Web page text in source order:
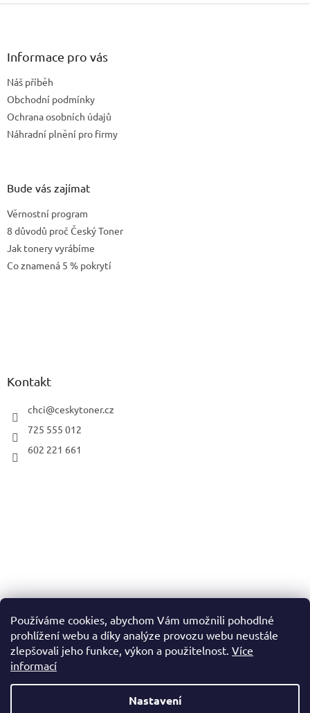
Používáme cookies, abychom Vám umožnili pohodlné
prohlížení webu a díky analýze provozu webu neustále
zlepšovali jeho funkce, výkon a použitelnost. Více
informací
Nastavení
Z
Informace pro vás
Náš příběh
Obchodní podmínky
Ochrana osobních údajů
Náhradní plnění pro firmy
Bude vás zajímat
Věrnostní program
8 důvodů proč Český Toner
Jak tonery vyrábíme
Co znamená 5 % pokrytí
Kontakt
chci@ceskytoner.cz
725 555 012
602 221 661
Vytvořil Shoptet